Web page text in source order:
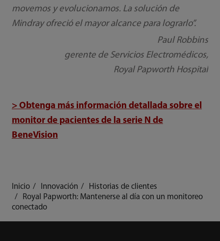
movemos y evolucionamos. La solución de
Mindray ofreció el mayor alcance para lograrlo”.
Paul Robbins
gerente de Servicios Electromédicos,
Royal Papworth Hospital
> Obtenga más información detallada sobre el
monitor de pacientes de la serie N de
BeneVision
Inicio Innovación
Historias de clientes
Royal Papworth: Mantenerse al día con un monitoreo
conectado